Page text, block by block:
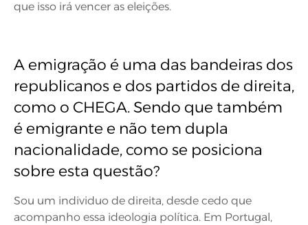
que isso irá vencer as eleições.
A emigração é uma das bandeiras dos
republicanos e dos partidos de direita,
como o CHEGA. Sendo que também
é emigrante e não tem dupla
nacionalidade, como se posiciona
sobre esta questão?
Sou um individuo de direita, desde cedo que
acompanho essa ideologia política. Em Portugal,